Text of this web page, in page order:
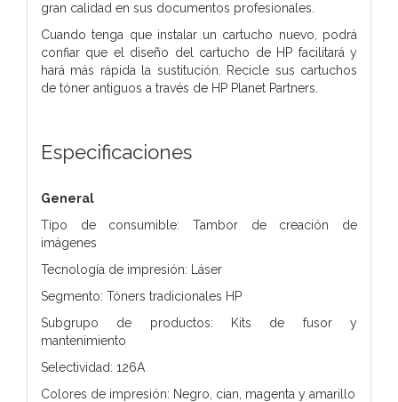
gran calidad en sus documentos profesionales.
Cuando tenga que instalar un cartucho nuevo, podrá
confiar que el diseño del cartucho de HP facilitará y
hará más rápida la sustitución. Recicle sus cartuchos
de tóner antiguos a través de HP Planet Partners.
Especificaciones
General
Tipo de consumible: Tambor de creación de
imágenes
Tecnología de impresión: Láser
Segmento: Tóners tradicionales HP
Subgrupo de productos: Kits de fusor y
mantenimiento
Selectividad: 126A
Colores de impresión: Negro, cian, magenta y amarillo